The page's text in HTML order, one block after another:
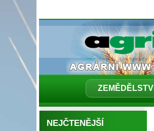
ZEMĚDĚLSTVÍ
NEJČTENĚJŠÍ